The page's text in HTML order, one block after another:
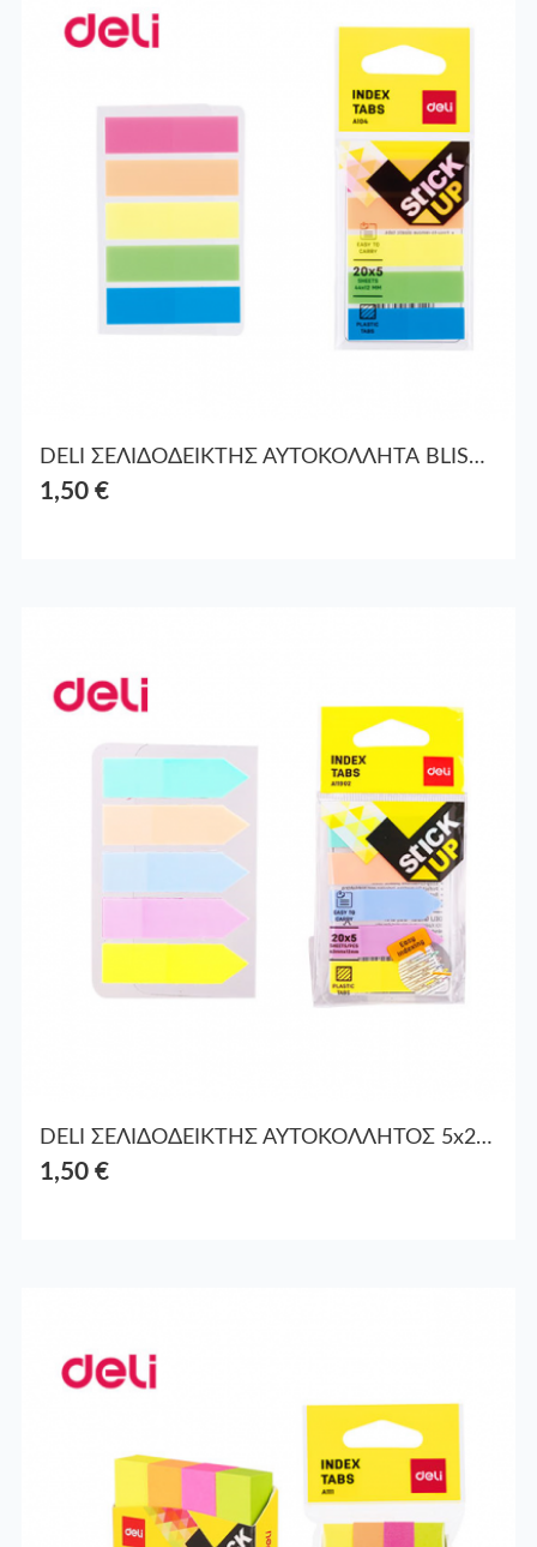
DELI ΣΕΛΙΔΟΔΕΙΚΤΗΣ ΑΥΤΟΚΟΛΛΗΤΑ BLISTER 5x20Φ. 44x12mm STICK UP EA10402 ΑΣΣΟΡΤΙ
1,50 €
DELI ΣΕΛΙΔΟΔΕΙΚΤΗΣ ΑΥΤΟΚΟΛΛΗΤΟΣ 5x20Φ. 43x11mm STICK UP EA11902 ΑΣΣΟΡΤΙ
1,50 €